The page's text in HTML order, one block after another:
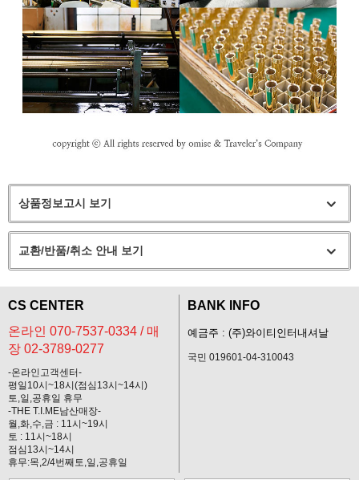
상품정보고시 보기
교환/반품/취소 안내 보기
CS CENTER
온라인 070-7537-0334 / 매
장 02-3789-0277
-온라인고객센터-
평일10시~18시(점심13시~14시)
토,일,공휴일 휴무
-THE T.I.ME남산매장-
월,화,수,금 : 11시~19시
토 : 11시~18시
점심13시~14시
휴무:목,2/4번째토,일,공휴일
BANK INFO
예금주 : (주)와이티인터내셔날
국민 019601-04-310043